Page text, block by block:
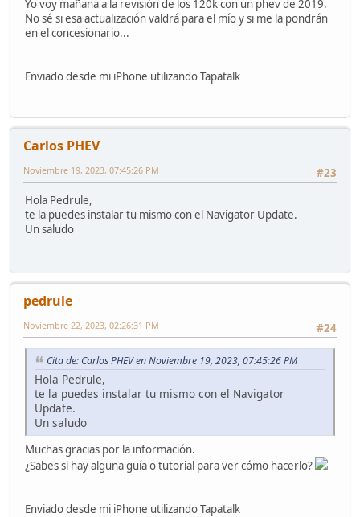
Yo voy mañana a la revisión de los 120k con un phev de 2019.
No sé si esa actualización valdrá para el mío y si me la pondrán
en el concesionario...
Enviado desde mi iPhone utilizando Tapatalk
Carlos PHEV
#23
Noviembre 19, 2023, 07:45:26 PM
Hola Pedrule,
te la puedes instalar tu mismo con el Navigator Update.
Un saludo
pedrule
#24
Noviembre 22, 2023, 02:26:31 PM
Cita de: Carlos PHEV en Noviembre 19, 2023, 07:45:26 PM
Hola Pedrule,
te la puedes instalar tu mismo con el Navigator
Update.
Un saludo
Muchas gracias por la información.
¿Sabes si hay alguna guía o tutorial para ver cómo hacerlo?
Enviado desde mi iPhone utilizando Tapatalk